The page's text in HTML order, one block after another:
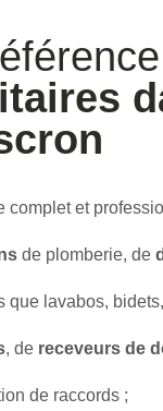
complet et
de plomberie, de
que lavabos,
, de receveurs de
de raccords ;